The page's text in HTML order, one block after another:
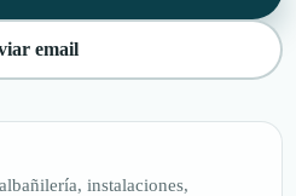
email
instalaciones,